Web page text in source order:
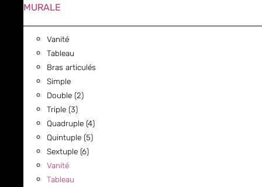
MURALE
Vanité
Tableau
Bras articulés
Simple
Double (2)
Triple (3)
Quadruple (4)
Quintuple (5)
Sextuple (6)
Vanité
Tableau